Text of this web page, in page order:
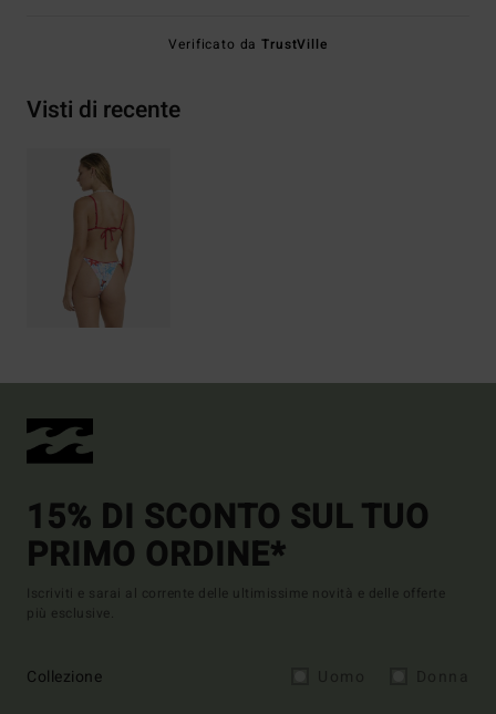
Verificato daTrustVille
Visti di recente
15% DI SCONTO SUL TUO
PRIMO ORDINE*
Iscriviti e sarai al corrente delle ultimissime novità e delle offerte
più esclusive.
Collezione